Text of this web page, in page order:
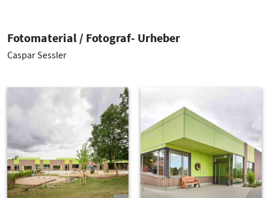
Fotomaterial / Fotograf- Urheber
Caspar Sessler